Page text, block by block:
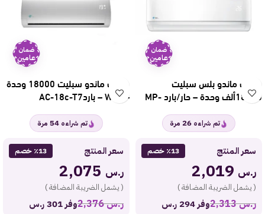
ضمان
عامين
مكيف ماندو بلس سبليت
18200ألف وحدة – حار/بارد MP-
SERM-18H
تم شراءه 26 مرة
سعر المنتج ٪13 خصم
ر.س
( يشمل الضريبة المضافة )
ر.س2,313 وفر 294 ر.س
ضمان
عامين
مكيف ماندو سبليت 18000 وحدة
– WIFI – باردAC-18c-T7
تم شراءه 54 مرة
سعر المنتج ٪13 خصم
ر.س
( يشمل الضريبة المضافة )
ر.س2,376 وفر 301 ر.س